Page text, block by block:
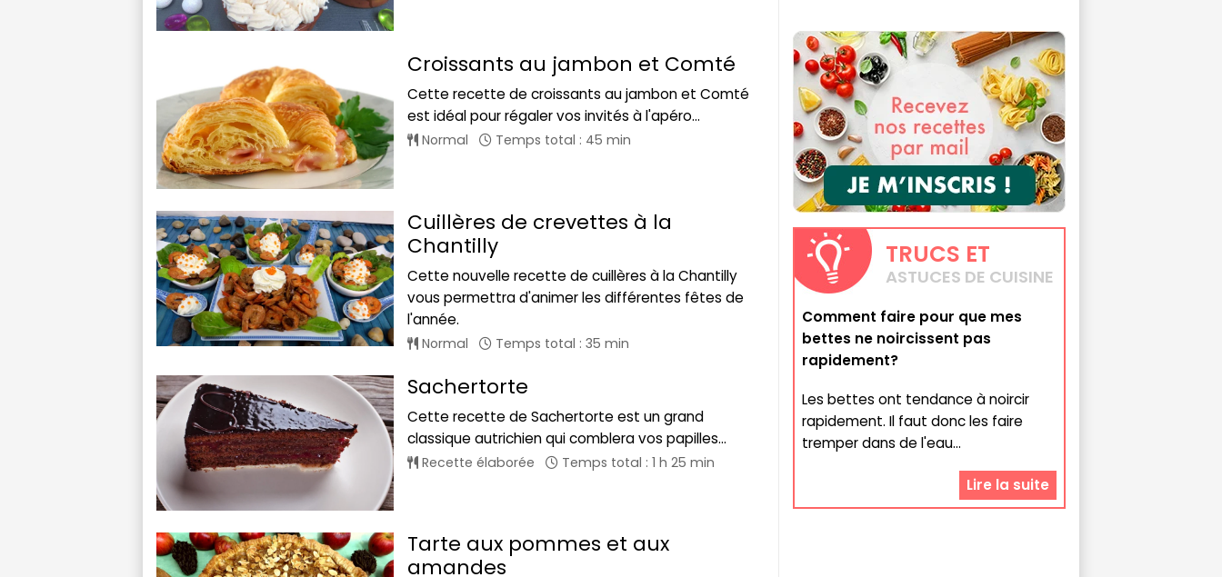
Croissants au jambon et Comté
Cette recette de croissants au jambon et Comté
est idéal pour régaler vos invités à l'apéro...
Normal Temps total : 45 min
Cuillères de crevettes à la
Chantilly
Cette nouvelle recette de cuillères à la Chantilly
vous permettra d'animer les différentes fêtes de
l'année.
Normal Temps total : 35 min
Sachertorte
Cette recette de Sachertorte est un grand
classique autrichien qui comblera vos papilles...
Recette élaborée Temps total : 1 h 25 min
Tarte aux pommes et aux
amandes
TRUCS ET
ASTUCES DE CUISINE
Comment faire pour que mes
bettes ne noircissent pas
rapidement?
Les bettes ont tendance à noircir
rapidement. Il faut donc les faire
tremper dans de l'eau...
Lire la suite